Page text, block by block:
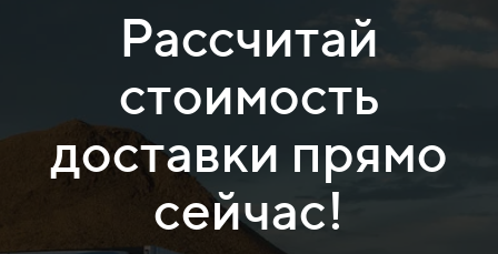
Рассчитай
стоимость
доставки прямо
сейчас!